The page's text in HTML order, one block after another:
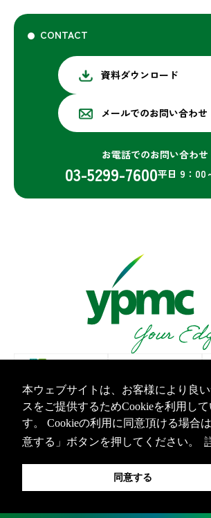
CONTACT
資料ダウンロード
メールでのお問い合わせ
お電話でのお問い合わせ
03-5299-7600平日 9：00
プライバシーポリシー 情報セキュリティ
Copyright Yamashita PMC Inc.All Rights
本ウェブサイトは、お客様により良
スをご提供するためCookieを利用して
す。 Cookieの利用に同意頂ける場合
意する」ボタンを押してください。
同意する